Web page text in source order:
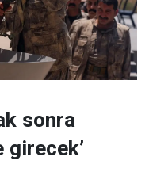
sonra